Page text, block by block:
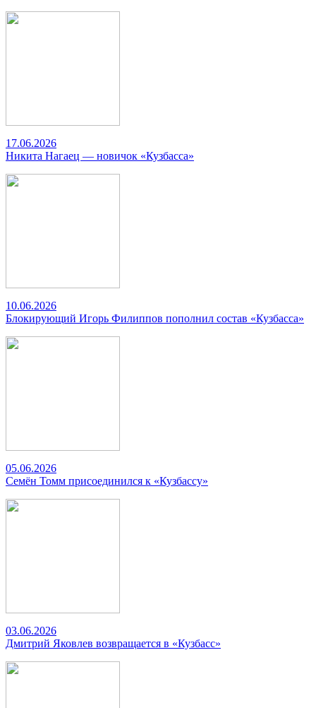
17.06.2026
Никита Нагаец — новичок «Кузбасса»
10.06.2026
Блокирующий Игорь Филиппов пополнил состав «Кузбасса»
05.06.2026
Семён Томм присоединился к «Кузбассу»
03.06.2026
Дмитрий Яковлев возвращается в «Кузбасс»